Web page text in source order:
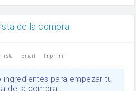
de la compra
lista Email Imprimir
para empezar tu
de la compra